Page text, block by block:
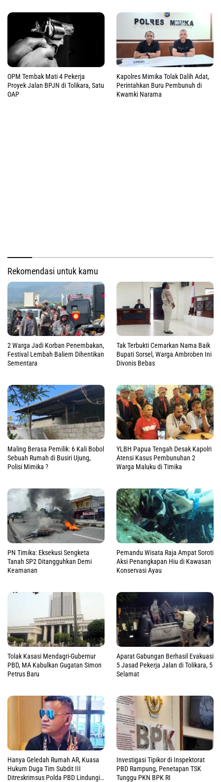
OPM Tembak Mati 4 Pekerja
Proyek Jalan BPJN di Tolikara, Satu
OAP
Kapolres Mimika Tolak Dalih Adat,
Perintahkan Buru Pembunuh di
Kwamki Narama
Rekomendasi untuk kamu
2 Warga Jadi Korban Penembakan,
Festival Lembah Baliem Dihentikan
Sementara
Tak Terbukti Cemarkan Nama Baik
Bupati Sorsel, Warga Ambroben Ini
Divonis Bebas
Maling Berasa Pemilik: 6 Kali Bobol
Sebuah Rumah di Busiri Ujung,
Polisi Mimika ?
YLBH Papua Tengah Desak Kapolri
Atensi Kasus Pembunuhan 2
Warga Maluku di Timika
PN Timika: Eksekusi Sengketa
Tanah SP2 Ditangguhkan Demi
Keamanan
Pemandu Wisata Raja Ampat Soroti
Aksi Penangkapan Hiu di Kawasan
Konservasi Ayau
Tolak Kasasi Mendagri-Gubernur
PBD, MA Kabulkan Gugatan Simon
Petrus Baru
Aparat Gabungan Berhasil Evakuasi
5 Jasad Pekerja Jalan di Tolikara, 5
Selamat
Hanya Geledah Rumah AR, Kuasa
Hukum Duga Tim Subdit III
Ditreskrimsus Polda PBD Lindungi
Investigasi Tipikor di Inspektorat
PBD Rampung, Penetapan TSK
Tunggu PKN BPK RI